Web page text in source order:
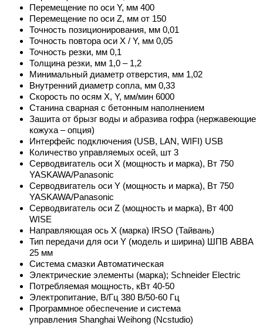
Перемещение по оси Y, мм 400
Перемещение по оси Z, мм от 150
Точность позиционирования, мм 0,01
Точность повтора оси X / Y, мм 0,05
Точность резки, мм 0,1
Толщина резки, мм 1,0 – 1,2
Минимальный диаметр отверстия, мм 1,02
Внутренний диаметр сопла, мм 0,33
Скорость по осям X, Y, мм/мин 6000
Станина сварная с бетонным наполнением
Зашита от брызг воды и абразива гофра (нержавеющие
кожуха – опция)
Интерфейс подключения (USB, LAN, WIFI) USB
Количество управляемых осей, шт 3
Серводвигатель оси X (мощность и марка), Вт 750
YASKAWA/Panasonic
Серводвигатель оси Y (мощность и марка), Вт 750
YASKAWA/Panasonic
Серводвигатель оси Z (мощность и марка), Вт 400
WISE
Направляющая ось X (марка) IRSO (Тайвань)
Тип передачи для оси Y (модель и ширина) ШПВ АВВА
25 мм
Система смазки Автоматическая
Электрические элементы (марка); Schneider Electric
Потребляемая мощность, кВт 40-50
Электропитание, В/Гц 380 В/50-60 Гц
Программное обеспечение и система
управления Shanghai Weihong (Ncstudio)